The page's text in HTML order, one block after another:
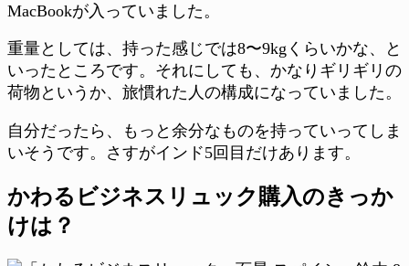
MacBookが入っていました。
重量としては、持った感じでは8〜9kgくらいかな、と
いったところです。それにしても、かなりギリギリの
荷物というか、旅慣れた人の構成になっていました。
自分だったら、もっと余分なものを持っていってしま
いそうです。さすがインド5回目だけあります。
かわるビジネスリュック購入のきっか
けは？